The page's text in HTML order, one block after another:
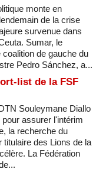
monte en
de la crise
survenue dans
Sumar, le
coalition de gauche du
Pedro Sánchez, a...
list de la FSF
Souleymane Diallo
assurer l'intérim
la recherche du
titulaire des Lions de la
La Fédération